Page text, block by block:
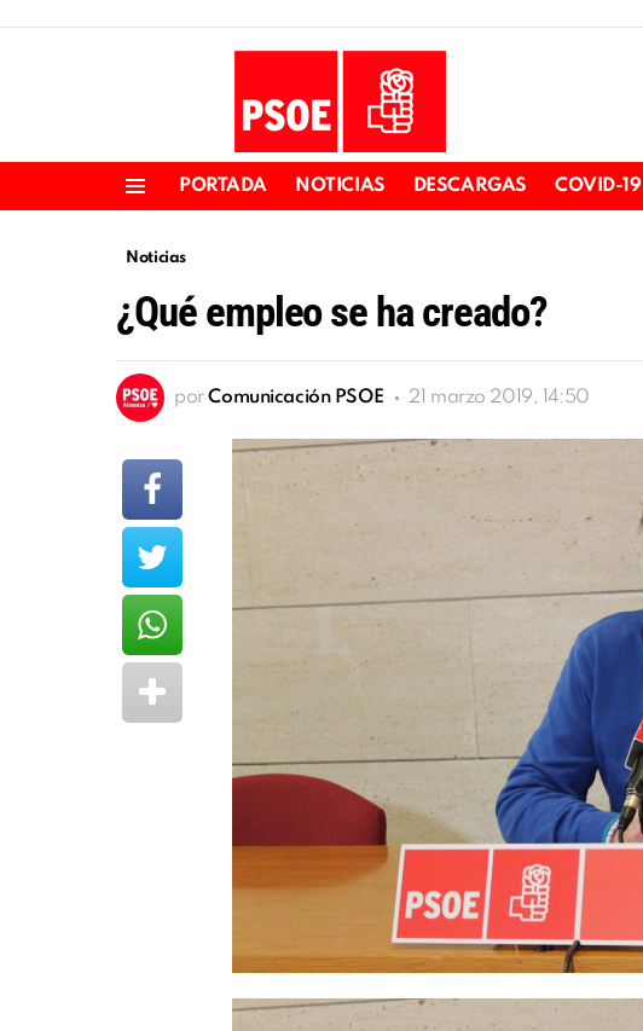
PORTADA NOTICIAS DESCARGAS COVID-19
Noticias
¿Qué empleo se ha creado?
por Comunicación PSOE 21 marzo 2019, 14:50